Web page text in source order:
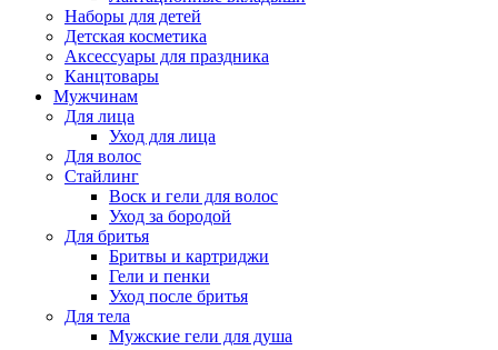
Наборы для детей
Детская косметика
Аксессуары для праздника
Канцтовары
Мужчинам
Для лица
Уход для лица
Для волос
Стайлинг
Воск и гели для волос
Уход за бородой
Для бритья
Бритвы и картриджи
Гели и пенки
Уход после бритья
Для тела
Мужские гели для душа